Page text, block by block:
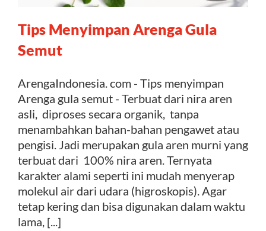
Kontak
Tips Menyimpan Arenga Gula
Semut
ArengaIndonesia. com - Tips menyimpan
Arenga gula semut - Terbuat dari nira aren
asli, diproses secara organik, tanpa
menambahkan bahan-bahan pengawet atau
pengisi. Jadi merupakan gula aren murni yang
terbuat dari 100% nira aren. Ternyata
karakter alami seperti ini mudah menyerap
molekul air dari udara (higroskopis). Agar
tetap kering dan bisa digunakan dalam waktu
lama, [...]